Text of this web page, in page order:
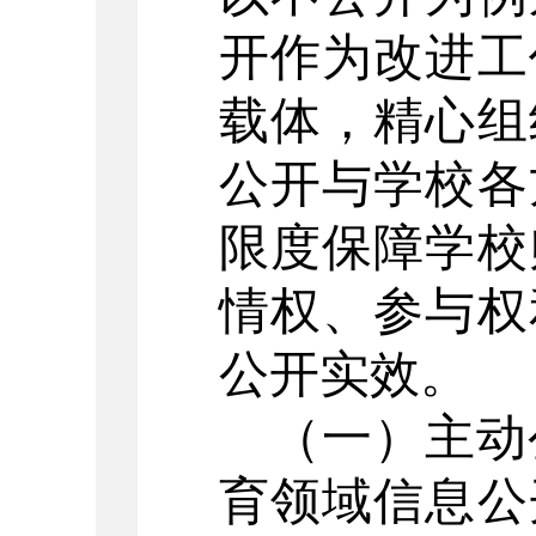
开作为改进
载体，精心
公开与学校
限度保障学
情权、参与
公开实效。
（一）主
育领域信息